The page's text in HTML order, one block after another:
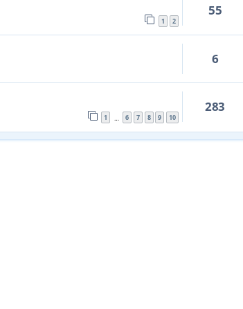
1 2
55
6
1 … 6 7 8 9 10
283